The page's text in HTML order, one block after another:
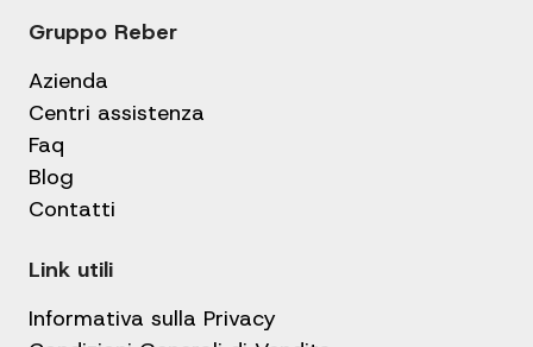
Gruppo Reber
Azienda
Centri assistenza
Faq
Blog
Contatti
Link utili
Informativa sulla Privacy